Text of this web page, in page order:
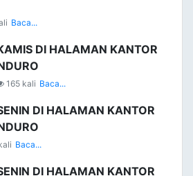
Baca...
DI HALAMAN KANTOR
165 kali Baca...
DI HALAMAN KANTOR
Baca...
DI HALAMAN KANTOR